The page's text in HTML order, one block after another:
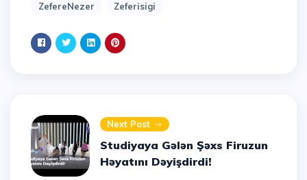
ZefereNezer
Zeferisigi
Next Post
Studiyaya Gələn Şəxs Firuzun
Həyatını Dəyişdirdi!